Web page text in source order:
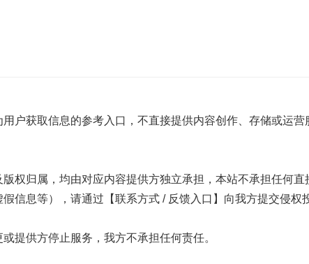
户获取信息的参考入口，不直接提供内容创作、存储或运营
权归属，均由对应内容提供方独立承担，本站不承担任何直
信息等），请通过【联系方式 / 反馈入口】向我方提交侵权
提供方停止服务，我方不承担任何责任。